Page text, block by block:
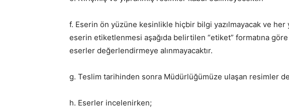
f. Eserin ön yüzüne kesinlikle hiçbir bilgi yazılmayacak ve her
eserin etiketlenmesi aşağıda belirtilen “etiket” formatına
eserler değerlendirmeye alınmayacaktır.
g. Teslim tarihinden sonra Müdürlüğümüze ulaşan resimler
h. Eserler incelenirken;